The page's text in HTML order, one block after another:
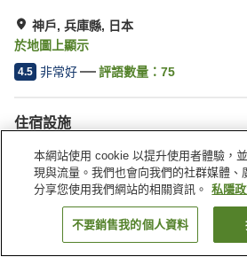
神戶, 兵庫縣, 日本
於地圖上顯示
4.5 非常好 評語數量： 75
住宿設施
Wi-Fi
私人
全幢禁煙
免費
找客房
本網站使用 cookie 以提升使用者體驗，
現與流量。我們也會向我們的社群媒體、
分享您使用我們網站的相關資訊。
私隱
不要銷售我的個人資料